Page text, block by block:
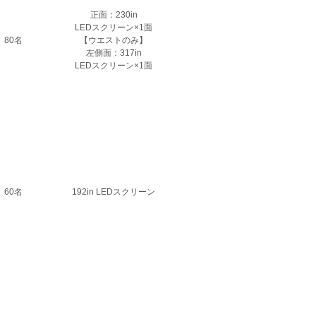
80名
正面：230in
LEDスクリーン×1面
【ウエストのみ】
左側面：317in
LEDスクリーン×1面
60名 192in LEDスクリーン